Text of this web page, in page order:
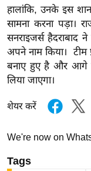
त्य
ज
ग
त
ऑ
व
ज
हालांकि, उनके इस
सामना करना पड़ा।
सनराइजर्स
अपने नाम किया।
बनाए हुए है और आगे
लिया जाएगा।
शेयर करें
We're now on
Tags